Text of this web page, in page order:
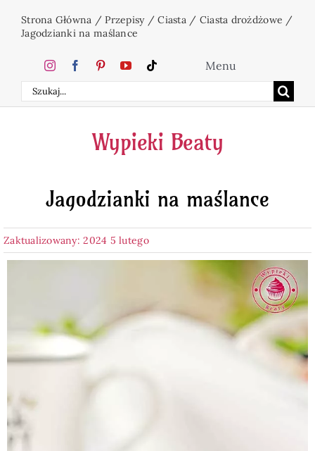
zawartości
Strona Główna /Przepisy/Ciasta/ Ciasta drożdżowe /
Jagodzianki na maślance
Szukaj
Menu
Home
Ciasta
Desery
Napoje
Pieczywo
Wypieki Beaty
Jagodzianki na maślance
Zaktualizowany: 2024 5 lutego